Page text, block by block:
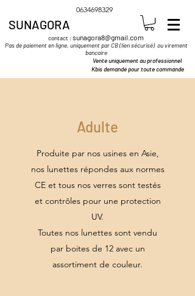
0634698329
SUNAGORA
contact :sunagora8@gmail.com
Pas de paiement en ligne, uniquement par CB (lien sécurisé) ou virement
bancaire
Vente uniquement au professionnel
Kbis demandé pour toute commande
Adulte
Produite par nos usines en Asie,
nos lunettes répondes aux normes
CE et tous nos verres sont testés
et contrôles pour une protection
UV.
Toutes nos lunettes sont vendu
par boites de 12 avec un
assortiment de couleur.